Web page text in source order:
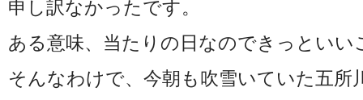
申し訳なかったです。
ある意味、当たりの日なのできっといい
そんなわけで、今朝も吹雪いていた五所